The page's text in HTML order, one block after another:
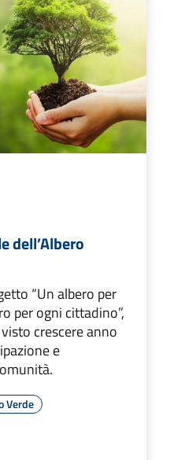
dell’Albero
“Un albero per
per ogni cittadino”,
crescere anno
e
Verde